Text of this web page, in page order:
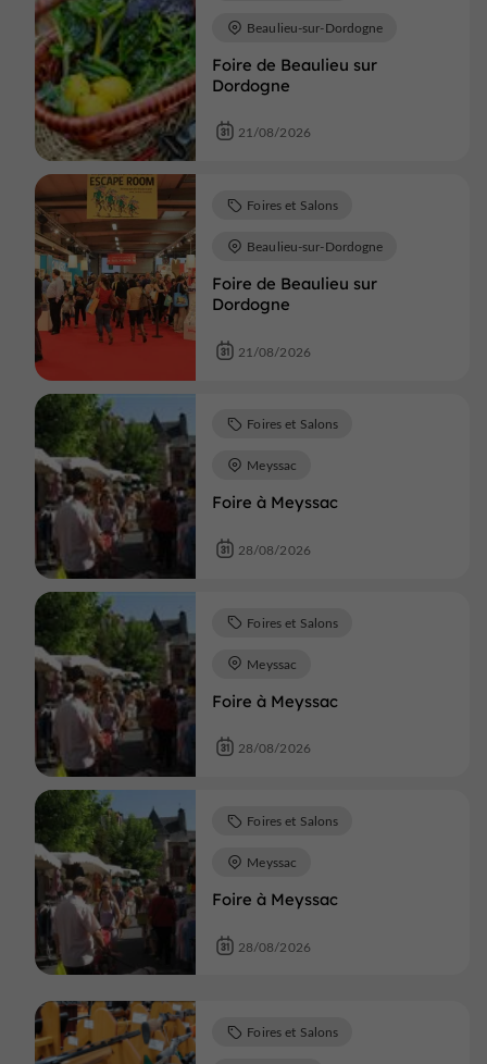
Foire de Beaulieu sur
Dordogne
Beaulieu-sur-Dordogne
21/08/2026
Foire de Beaulieu sur
Dordogne
Foires et Salons
Beaulieu-sur-Dordogne
21/08/2026
Foire à Meyssac
Foires et Salons
Meyssac
28/08/2026
Foire à Meyssac
Foires et Salons
Meyssac
28/08/2026
Foire à Meyssac
Foires et Salons
Meyssac
28/08/2026
Foires et Salons